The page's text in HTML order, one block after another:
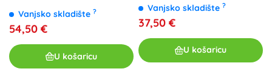
Vanjsko skladište ?
54,50 €
U košaricu
Vanjsko skladište ?
37,50 €
U košaricu